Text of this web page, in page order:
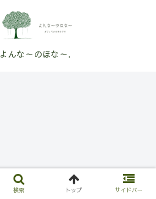
んな～のほな～.
検索 トップ サイドバー